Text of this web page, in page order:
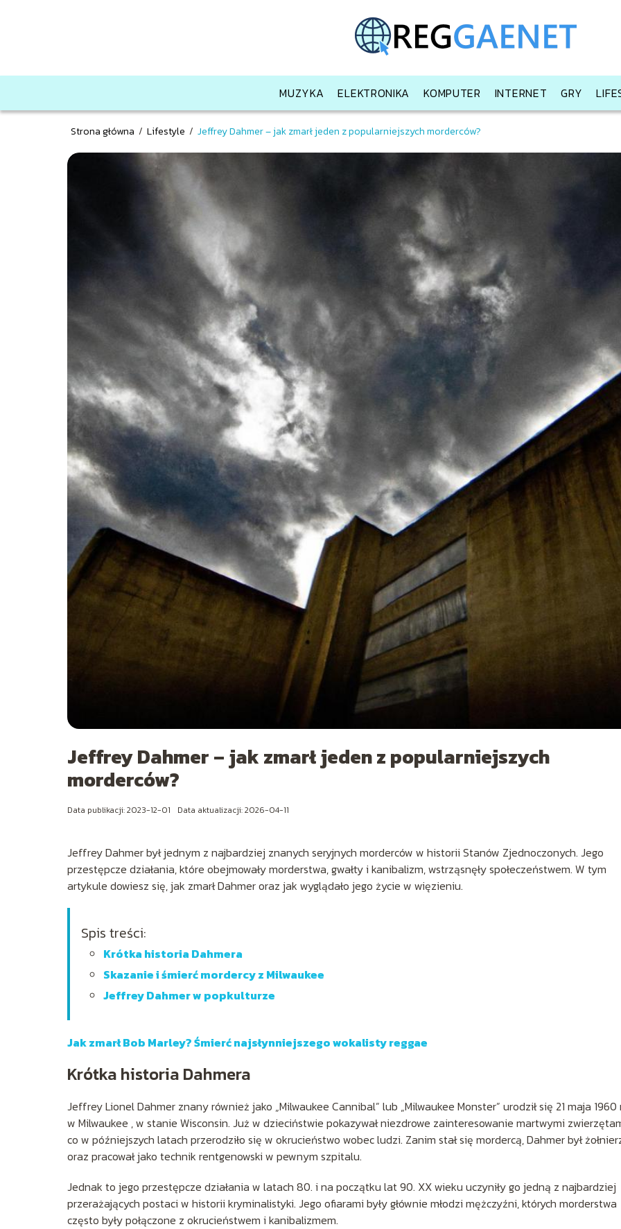
MUZYKA ELEKTRONIKA KOMPUTER INTERNET GRY
Strona główna / Lifestyle / Jeffrey Dahmer – jak zmarł jeden z popularniejszych morderców?
Jeffrey Dahmer – jak zmarł jeden z popularniejszych
morderców?
Data publikacji: 2023-12-01 Data aktualizacji: 2026-04-11
Jeffrey Dahmer był jednym z najbardziej znanych seryjnych morderców w historii Stanów Zjednoczonych. Jego
przestępcze działania, które obejmowały morderstwa, gwałty i kanibalizm, wstrząsnęły społeczeństwem. W tym
artykule dowiesz się, jak zmarł Dahmer oraz jak wyglądało jego życie w więzieniu.
Spis treści:
Krótka historia Dahmera
Skazanie i śmierć mordercy z Milwaukee
Jeffrey Dahmer w popkulturze
Jak zmarł Bob Marley? Śmierć najsłynniejszego wokalisty reggae
Krótka historia Dahmera
Jeffrey Lionel Dahmer znany również jako „Milwaukee Cannibal” lub „Milwaukee Monster” urodził się 21 maja 1960
w Milwaukee , w stanie Wisconsin. Już w dzieciństwie pokazywał niezdrowe zainteresowanie martwymi
co w późniejszych latach przerodziło się w okrucieństwo wobec ludzi. Zanim stał się mordercą, Dahmer był
oraz pracował jako technik rentgenowski w pewnym szpitalu.
Jednak to jego przestępcze działania w latach 80. i na początku lat 90. XX wieku uczyniły go jedną z najbardziej
przerażających postaci w historii kryminalistyki. Jego ofiarami były głównie młodzi mężczyźni, których morderstwa
często były połączone z okrucieństwem i kanibalizmem.